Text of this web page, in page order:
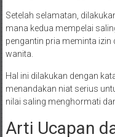
Setelah selamatan,
mana kedua mempelai
pengantin pria meminta
wanita.
Hal ini dilakukan dengan
menandakan niat serius
nilai saling menghormati
Arti Ucapan